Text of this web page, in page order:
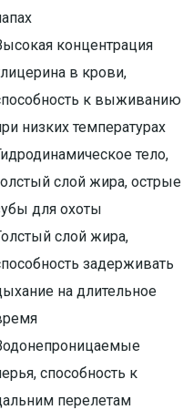
концентрация
в крови,
к выживанию
низких температурах
тело,
слой жира, острые
для охоты
слой жира,
задерживать
на длительное
способность к
перелетам